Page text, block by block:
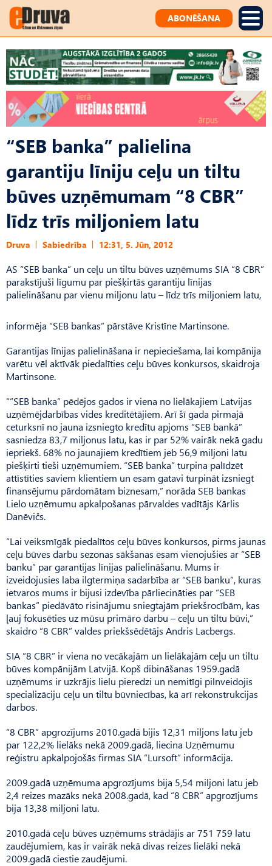
ABONĒŠANA
“SEB banka” palielina
garantiju līniju ceļu un tiltu
būves uzņēmumam “8 CBR”
līdz trīs miljoniem latu
Druva Sabiedrība 12:31, 5. Jūn, 2012
AS “SEB banka” un ceļu un tiltu būves uzņēmums SIA “8 CBR”
parakstījuši līgumu par piešķirtās garantiju līnijas
palielināšanu par vienu miljonu latu – līdz trīs miljoniem latu,
informēja “SEB bankas” pārstāve Kristīne Martinsone.
Garantijas līnijas palielināšana ir nepieciešama, lai kompānija
varētu vēl aktīvāk piedalīties ceļu būves konkursos, skaidroja
Martinsone.
“”SEB banka” pēdējos gados ir viena no lielākajiem Latvijas
uzņēmējdarbības vides kreditētājiem. Arī šī gada pirmajā
ceturksnī no jauna izsniegto kredītu apjoms “SEB bankā”
sasniedza 83,7 miljonus latu, kas ir par 52% vairāk nekā gadu
iepriekš. 68% no jaunajiem kredītiem jeb 56,9 miljoni latu
piešķirti tieši uzņēmumiem. “SEB banka” turpina palīdzēt
attīstīties saviem klientiem un esam gatavi turpināt izsniegt
finansējumu pārdomātam biznesam,” norāda SEB bankas
Lielo uzņēmumu apkalpošanas pārvaldes vadītājs Kārlis
Danēvičs.
“Lai veiksmīgāk piedalītos ceļu būves konkursos, pirms jaunas
ceļu būves darbu sezonas sākšanas esam vienojušies ar “SEB
banku” par garantijas līnijas palielināšanu. Mums ir
izveidojusies laba ilgtermiņa sadarbība ar “SEB banku”, kuras
ietvaros mums ir bijusi izdevība pārliecināties par “SEB
bankas” piedāvāto risinājumu sniegtajām priekšrocībām, kas
ļauj fokusēties uz mūsu primāro darbu – ceļu un tiltu būvi,”
skaidro “8 CBR” valdes priekšsēdētājs Andris Lacbergs.
SIA “8 CBR” ir viena no vecākajām un lielākajām ceļu un tiltu
būves kompānijām Latvijā. Kopš dibināšanas 1959.gadā
uzņēmums ir uzkrājis lielu pieredzi un nemitīgi pilnveidojis
specializāciju ceļu un tiltu būvniecības, kā arī rekonstrukcijas
darbos.
“8 CBR” apgrozījums 2010.gadā bijis 12,31 miljons latu jeb
par 122,2% lielāks nekā 2009.gadā, liecina Uzņēmumu
reģistru apkalpojošās firmas SIA “Lursoft” informācija.
2009.gadā uzņēmuma apgrozījums bija 5,54 miljoni latu jeb
2,4 reizes mazāks nekā 2008.gadā, kad “8 CBR” apgrozījums
bija 13,38 miljoni latu.
2010.gadā ceļu būves uzņēmums strādājis ar 751 759 latu
zaudējumiem, kas ir vairāk nekā divas reizes lielāki nekā
2009.gadā ciestie zaudējumi.